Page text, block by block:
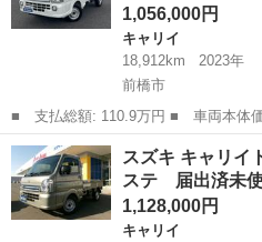
1,056,000円
キャリイ
18,912km
2023年
前橋市
■ 支払総額: 110.9万円 ■ 車両本体価格： 1,056,000 円 ■ メーカ
ー名： スズキ ■ 車種名： キャリ
ＫＸ ６型 ５ＭＴ ＥＴＣ 荒牧高
群馬 前橋市 キャリイ
スズキ キャリイ
ステ 届出済未
1,128,000円
キャリイ